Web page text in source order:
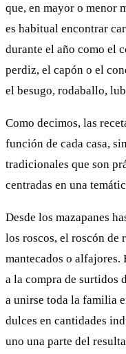
que, en mayor o menor
es habitual encontrar
durante el año como el
perdiz, el capón o el
el besugo, rodaballo,
Como decimos, las
función de cada casa,
tradicionales que son
centradas en una
Desde los mazapanes
los roscos, el roscón de
mantecados o alfajores.
a la compra de surtidos
a unirse toda la familia
dulces en cantidades
uno una parte del